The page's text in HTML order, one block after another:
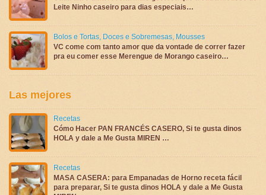
Leite Ninho caseiro para dias especiais…
Bolos e Tortas, Doces e Sobremesas, Mousses
VC come com tanto amor que da vontade de correr fazer
pra eu comer esse Merengue de Morango caseiro…
Las mejores
Recetas
Cómo Hacer PAN FRANCÉS CASERO, Si te gusta dinos
HOLA y dale a Me Gusta MIREN …
Recetas
MASA CASERA: para Empanadas de Horno receta fácil
para preparar, Si te gusta dinos HOLA y dale a Me Gusta